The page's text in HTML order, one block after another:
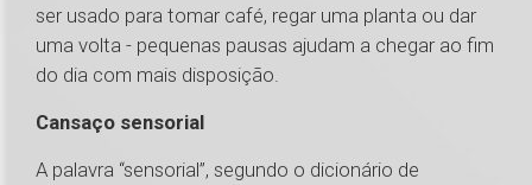
ser usado para tomar café, regar uma planta ou dar
uma volta - pequenas pausas ajudam a chegar ao fim
do dia com mais disposição.
Cansaço sensorial
A palavra “sensorial”, segundo o dicionário de